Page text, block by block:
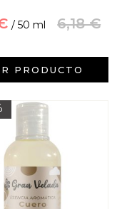
/ 50 ml 6,18 €
PRODUCTO
mano